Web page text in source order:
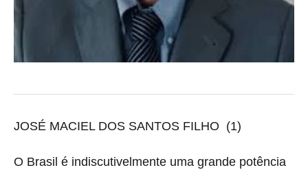
JOSÉ MACIEL DOS SANTOS FILHO (1)
O Brasil é indiscutivelmente uma grande potência